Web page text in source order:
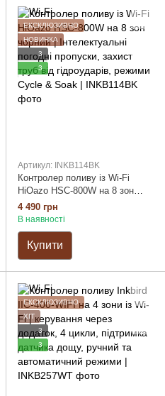
ЕКСКЛЮЗИВНО
НОВИНКА
3
3
Артикул: INKB114BK
Контролер поливу із Wi-Fi
HiOazo HSC-800W на 8 зон
чорний | Інтелектуальні погодні
пропуски, захист труб від
гідроударів, режими Cycle &
Soak
4 490 грн
В наявності
Купити
ЕКСКЛЮЗИВНО
ХІТ
3
3